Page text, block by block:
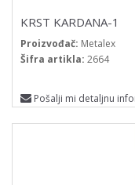
KRST KARDANA-1
Proizvođač: Metalex
Šifra artikla: 2664
Pošalji mi detaljnu